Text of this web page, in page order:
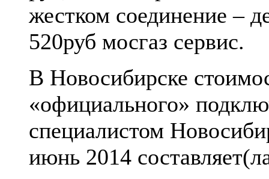
жестком соединение –
520руб мосгаз сервис.
В Новосибирске
«официального»
специалистом
июнь 2014